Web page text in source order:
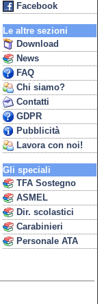
Facebook
Le altre sezioni
Download
News
FAQ
Chi siamo?
Contatti
GDPR
Pubblicità
Lavora con noi!
Gli speciali
TFA Sostegno
ASMEL
Dir. scolastici
Carabinieri
Personale ATA